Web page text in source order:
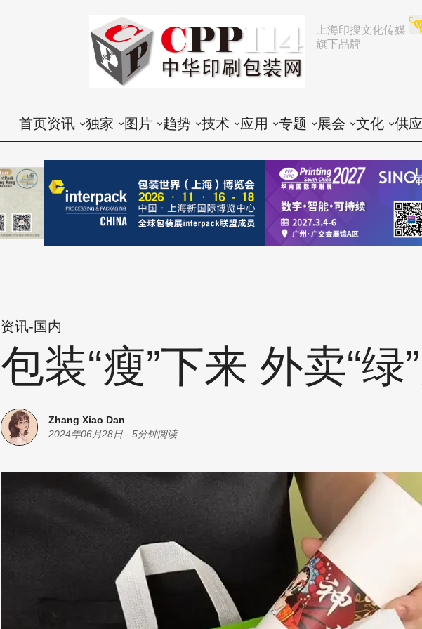
上海印搜文化传媒
旗下品牌
首页资讯
国内
国际
独家
评论
访谈
话题
图片
活动
展会
设备
趋势
行业动态
企业动态
营销
商机
技术
印前
印中
印后
油墨
应用
胶印
数码
标签
丝印
专题
展会
企业
咨询
展会
推荐
中国
东南亚
文化
文化创意
供应
会议
印
印
资讯-国内
包装“瘦”下来 外卖“绿
Zhang Xiao Dan
2024年06月28日- 5分钟阅读